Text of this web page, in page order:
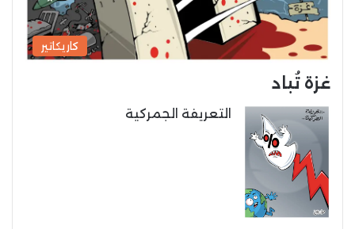
كاريكاتير
غزة تُباد
التعريفة الجمركية